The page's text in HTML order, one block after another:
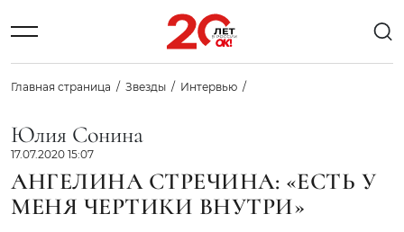
Главная страница Звезды Интервью
Юлия Сонина
17.07.2020 15:07
АНГЕЛИНА СТРЕЧИНА: «ЕСТЬ У
МЕНЯ ЧЕРТИКИ ВНУТРИ»